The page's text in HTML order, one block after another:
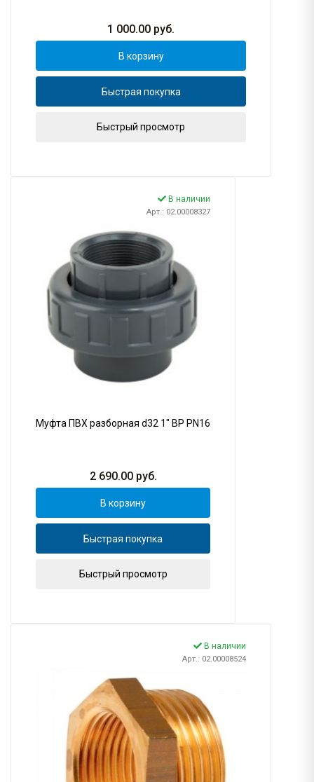
1 000.00 руб.
В корзину
Быстрая покупка
Быстрый просмотр
В наличии
Арт.: 02.00008327
Муфта ПВХ разборная d32 1" ВР PN16
2 690.00руб.
В корзину
Быстрая покупка
Быстрый просмотр
В наличии
Арт.: 02.00008524